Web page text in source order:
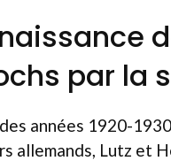
par la
années 1920-
allemands, Lutz et